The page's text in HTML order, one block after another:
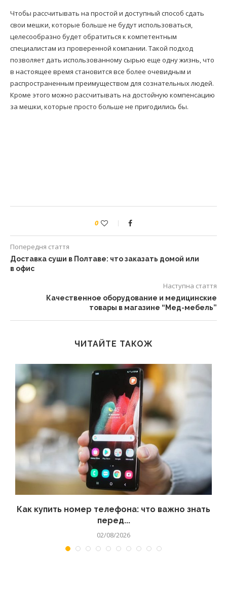
Чтобы рассчитывать на простой и доступный способ сдать
свои мешки, которые больше не будут использоваться,
целесообразно будет обратиться к компетентным
специалистам из проверенной компании. Такой подход
позволяет дать использованному сырью еще одну жизнь, что
в настоящее время становится все более очевидным и
распространенным преимуществом для сознательных людей.
Кроме этого можно рассчитывать на достойную компенсацию
за мешки, которые просто больше не пригодились бы.
0
Попередня стаття
Доставка суши в Полтаве: что заказать домой или
в офис
Наступна стаття
Качественное оборудование и медицинские
товары в магазине “Мед-мебель”
ЧИТАЙТЕ ТАКОЖ
Как купить номер телефона: что важно знать
перед...
02/08/2026